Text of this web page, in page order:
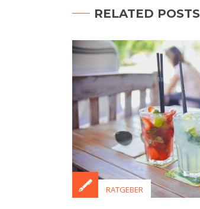
RELATED POSTS
RATGEBER